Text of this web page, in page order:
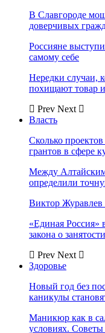
В Славгороде
доверчивых
Россияне
самому себе
Нередки случаи,
похищают товар
Prev Next
Власть
Сколько
грантов в сфере
Между
определили
Виктор Журавлев
«Единая Россия»
закона о занятости
Prev Next
Здоровье
Новый год без
каникулы
Маникюр как в
условиях. Советы